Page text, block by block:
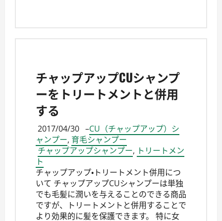
チャップアップCUシャンプ
ーをトリートメントと併用
する
2017/04/30 –CU（チャップアップ）シ
ャンプー, 育毛シャンプー
チャップアップシャンプー, トリートメン
ト
チャップアップ・トリートメント併用につ
いて チャップアップCUシャンプーは単独
でも毛髪に潤いを与えることのできる商品
ですが、トリートメントと併用することで
より効果的に髪を保護できます。 特に女